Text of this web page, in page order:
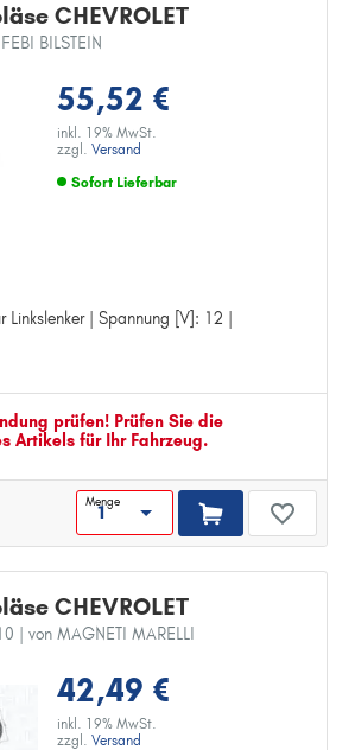
CHEVROLET
FEBI BILSTEIN
55,52 €
inkl. 19% MwSt.
zzgl. Versand
Sofort Lieferbar
Linkslenker | Spannung [V]: 12 |
Linkslenker
prüfen! Prüfen Sie die
Artikels für Ihr Fahrzeug.
Menge
CHEVROLET
| von MAGNETI MARELLI
42,49 €
inkl. 19% MwSt.
zzgl. Versand